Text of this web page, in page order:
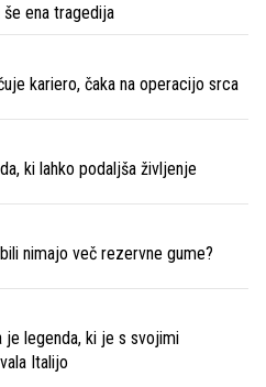
ena tragedija
kariero, čaka na operacijo srca
ki lahko podaljša življenje
nimajo več rezervne gume?
je legenda, ki je s svojimi
Italijo